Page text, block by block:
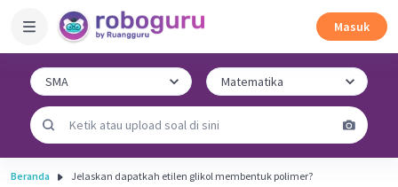
Masuk
Beranda Jelaskan dapatkah etilen glikol membentuk polimer?